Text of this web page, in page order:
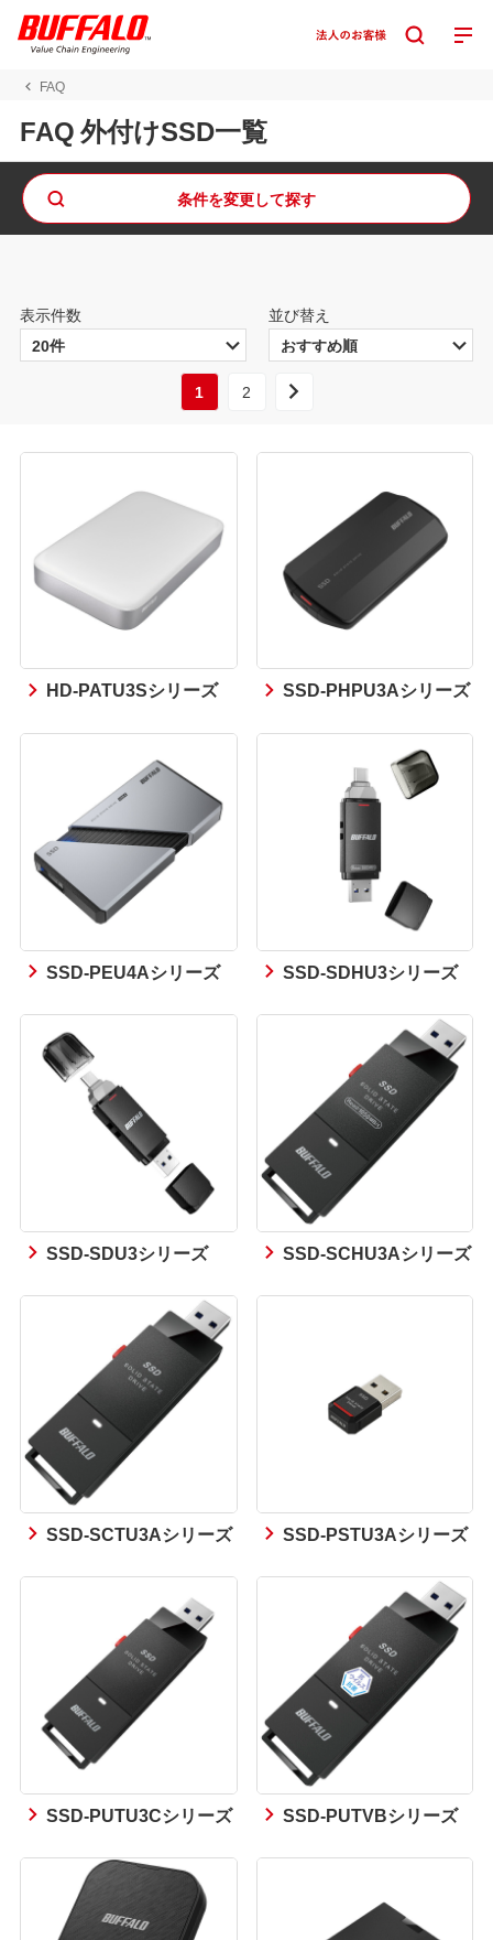
FAQ
FAQ 外付けSSD一覧
条件を変更して探す
表示件数 並び替え
1 2
HD-PATU3Sシリーズ SSD-PHPU3Aシリーズ
SSD-PEU4Aシリーズ SSD-SDHU3シリーズ
SSD-SDU3シリーズ SSD-SCHU3Aシリーズ
SSD-SCTU3Aシリーズ SSD-PSTU3Aシリーズ
SSD-PUTU3Cシリーズ SSD-PUTVBシリーズ